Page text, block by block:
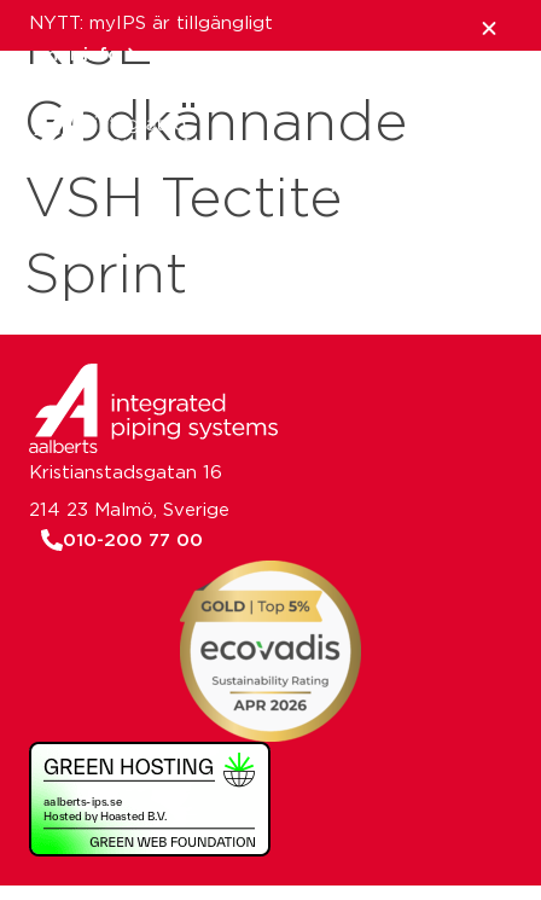
NYTT: myIPS är tillgängligt
mer info
stäng
RISE
Godkännande
VSH Tectite
Sprint
Kristianstadsgatan 16
214 23 Malmö, Sverige
010-200 77 00